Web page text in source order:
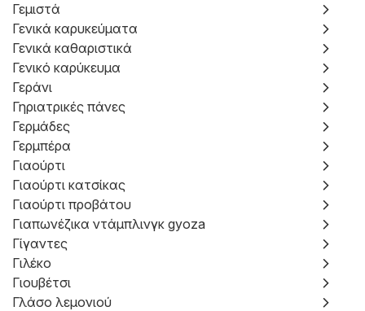
Γεμιστά
Γενικά καρυκεύματα
Γενικά καθαριστικά
Γενικό καρύκευμα
Γεράνι
Γηριατρικές πάνες
Γερμάδες
Γερμπέρα
Γιαούρτι
Γιαούρτι κατσίκας
Γιαούρτι προβάτου
Γιαπωνέζικα ντάμπλινγκ gyoza
Γίγαντες
Γιλέκο
Γιουβέτσι
Γλάσο λεμονιού